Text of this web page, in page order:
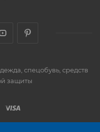
спецобувь, средств
защиты